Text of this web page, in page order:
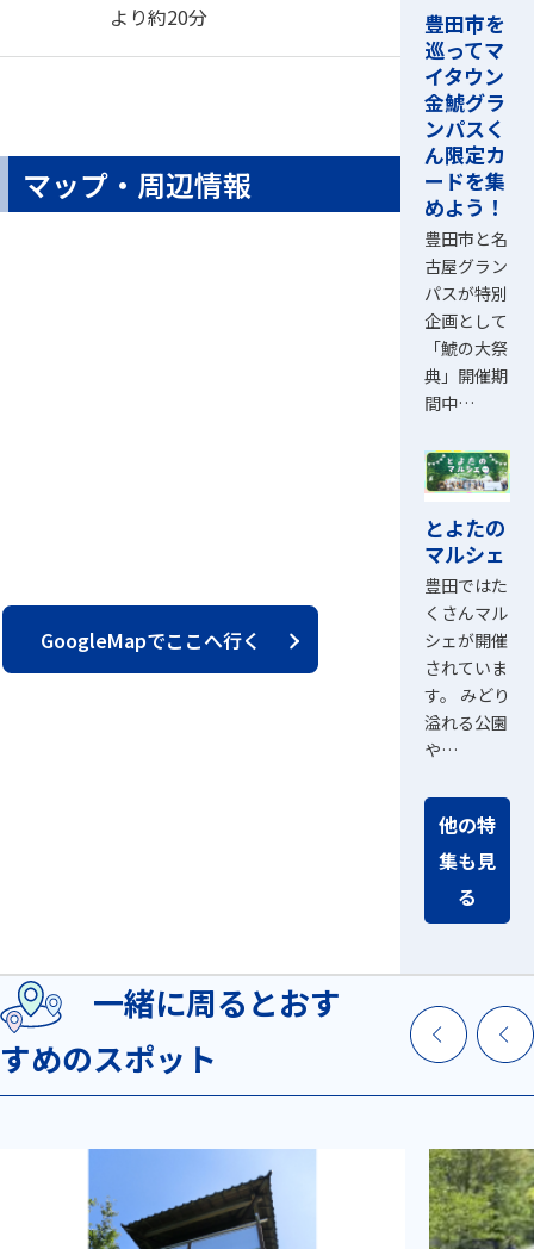
より約20分
マップ・周辺情報
GoogleMapでここへ行く
豊田市を
巡ってマ
イタウン
金鯱グラ
ンパスく
ん限定カ
ードを集
めよう！
豊田市と名
古屋グラン
パスが特別
企画として
「鯱の大祭
典」開催期
間中…
とよたの
マルシェ
豊田ではた
くさんマル
シェが開催
されていま
す。 みどり
溢れる公園
や…
他の特
集も見
る
一緒に周るとおす
すめのスポット